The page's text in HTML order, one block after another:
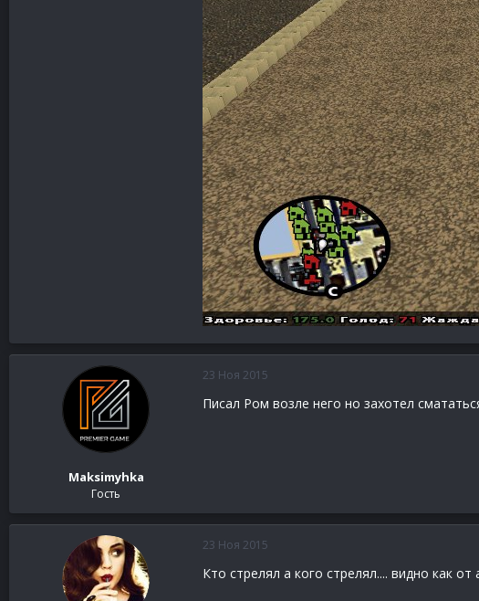
Maksimyhka
Гость
23 Ноя 2015
Писал Ром возле него но захотел
23 Ноя 2015
Кто стрелял а кого стрелял.... видно как